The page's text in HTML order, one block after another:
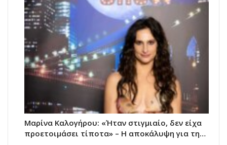
Μαρίνα Καλογήρου: «Ήταν στιγμιαίο, δεν είχα
προετοιμάσει τίποτα» – Η αποκάλυψη για τη…